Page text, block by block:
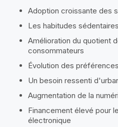
Adoption croissante des
Les habitudes
Amélioration du quotient
consommateurs
Évolution des
Un besoin ressenti
Augmentation de la
Financement élevé pour
électronique